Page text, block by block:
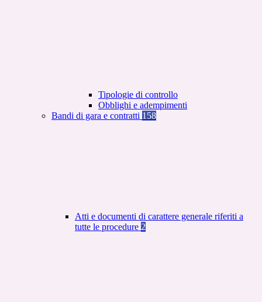
Tipologie di controllo
Obblighi e adempimenti
Bandi di gara e contratti 158
Atti e documenti di carattere generale riferiti a
tutte le procedure 2